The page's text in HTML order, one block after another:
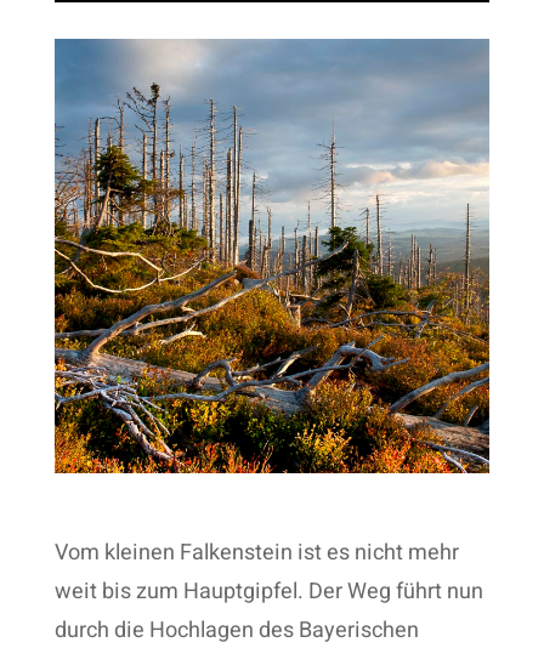
Vom kleinen Falkenstein ist es nicht mehr
weit bis zum Hauptgipfel. Der Weg führt nun
durch die Hochlagen des Bayerischen